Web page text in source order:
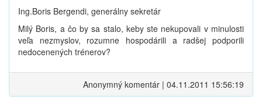
Ing.Boris Bergendi, generálny sekretár
Milý Boris, a čo by sa stalo, keby ste nekupovali v minulosti
veľa nezmyslov, rozumne hospodárili a radšej podporili
nedocenených trénerov?
Anonymný komentár | 04.11.2011 15:56:19